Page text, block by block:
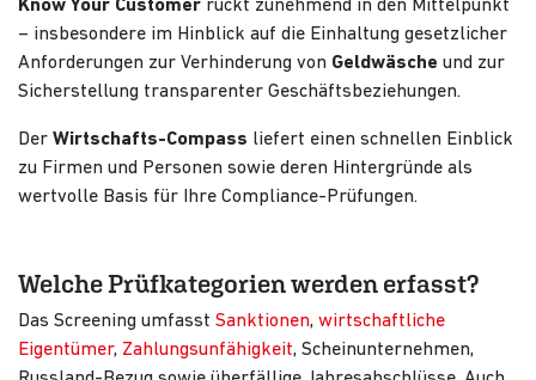
Know Your Customer rückt zunehmend in den Mittelpunkt
– insbesondere im Hinblick auf die Einhaltung gesetzlicher
Anforderungen zur Verhinderung von Geldwäsche und zur
Sicherstellung transparenter Geschäftsbeziehungen.
Der Wirtschafts-Compass liefert einen schnellen Einblick
zu Firmen und Personen sowie deren Hintergründe als
wertvolle Basis für Ihre Compliance-Prüfungen.
Welche Prüfkategorien werden erfasst?
Das Screening umfasst Sanktionen, wirtschaftliche
Eigentümer, Zahlungsunfähigkeit, Scheinunternehmen,